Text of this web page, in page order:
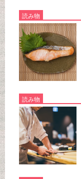
読み物
読み物